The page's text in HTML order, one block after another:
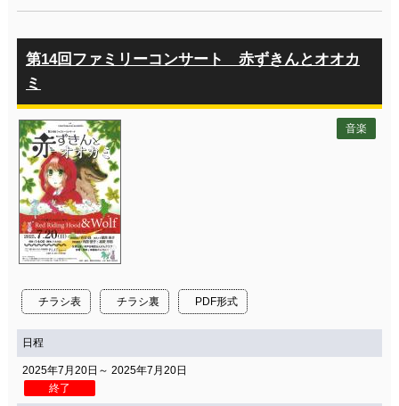
第14回ファミリーコンサート 赤ずきんとオオカ
ミ
チラシ表 チラシ裏 PDF形式
音楽
日程
2025年7月20日～ 2025年7月20日
終了